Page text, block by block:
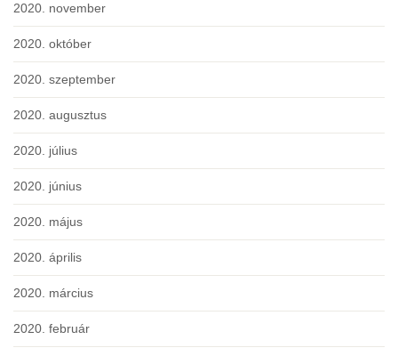
2020. november
2020. október
2020. szeptember
2020. augusztus
2020. július
2020. június
2020. május
2020. április
2020. március
2020. február